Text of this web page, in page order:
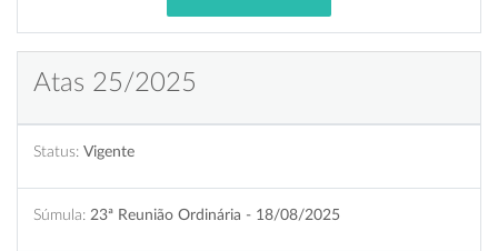
Atas 25/2025
Status: Vigente
Súmula: 23ª Reunião Ordinária - 18/08/2025